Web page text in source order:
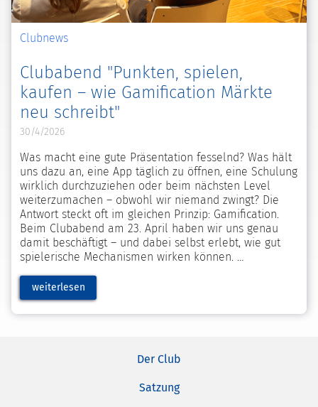
Clubnews
Clubabend "Punkten, spielen,
kaufen – wie Gamification Märkte
neu schreibt"
30/4/2026
Was macht eine gute Präsentation fesselnd? Was hält
uns dazu an, eine App täglich zu öffnen, eine Schulung
wirklich durchzuziehen oder beim nächsten Level
weiterzumachen – obwohl wir niemand zwingt? Die
Antwort steckt oft im gleichen Prinzip: Gamification.
Beim Clubabend am 23. April haben wir uns genau
damit beschäftigt – und dabei selbst erlebt, wie gut
spielerische Mechanismen wirken können.
weiterlesen
Der Club
Satzung